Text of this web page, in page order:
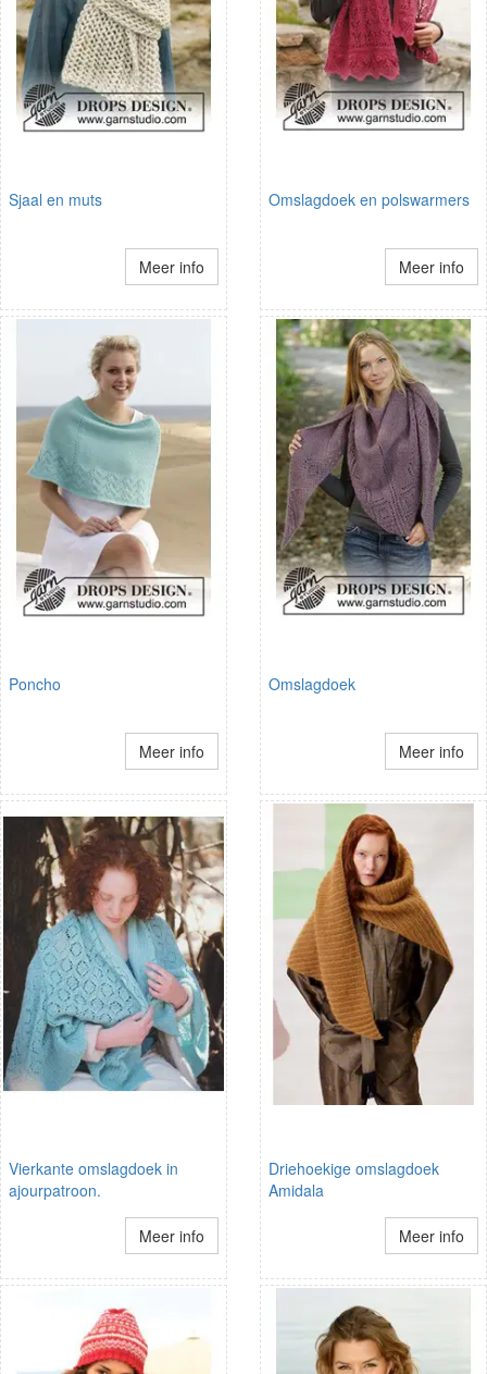
Sjaal en muts
Meer info
Omslagdoek en polswarmers
Meer info
Poncho
Meer info
Omslagdoek
Meer info
Vierkante omslagdoek in
ajourpatroon.
Meer info
Driehoekige omslagdoek
Amidala
Meer info